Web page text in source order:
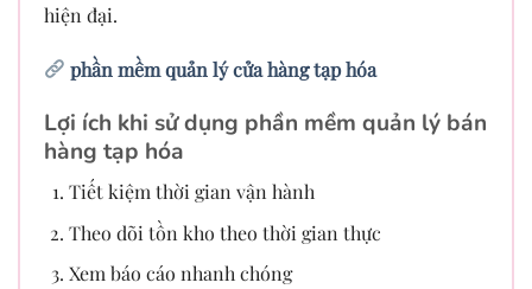
hiện đại.
phần mềm quản lý cửa hàng tạp hóa
Lợi ích khi sử dụng phần mềm quản lý bán
hàng tạp hóa
Tiết kiệm thời gian vận hành
Theo dõi tồn kho theo thời gian thực
Xem báo cáo nhanh chóng